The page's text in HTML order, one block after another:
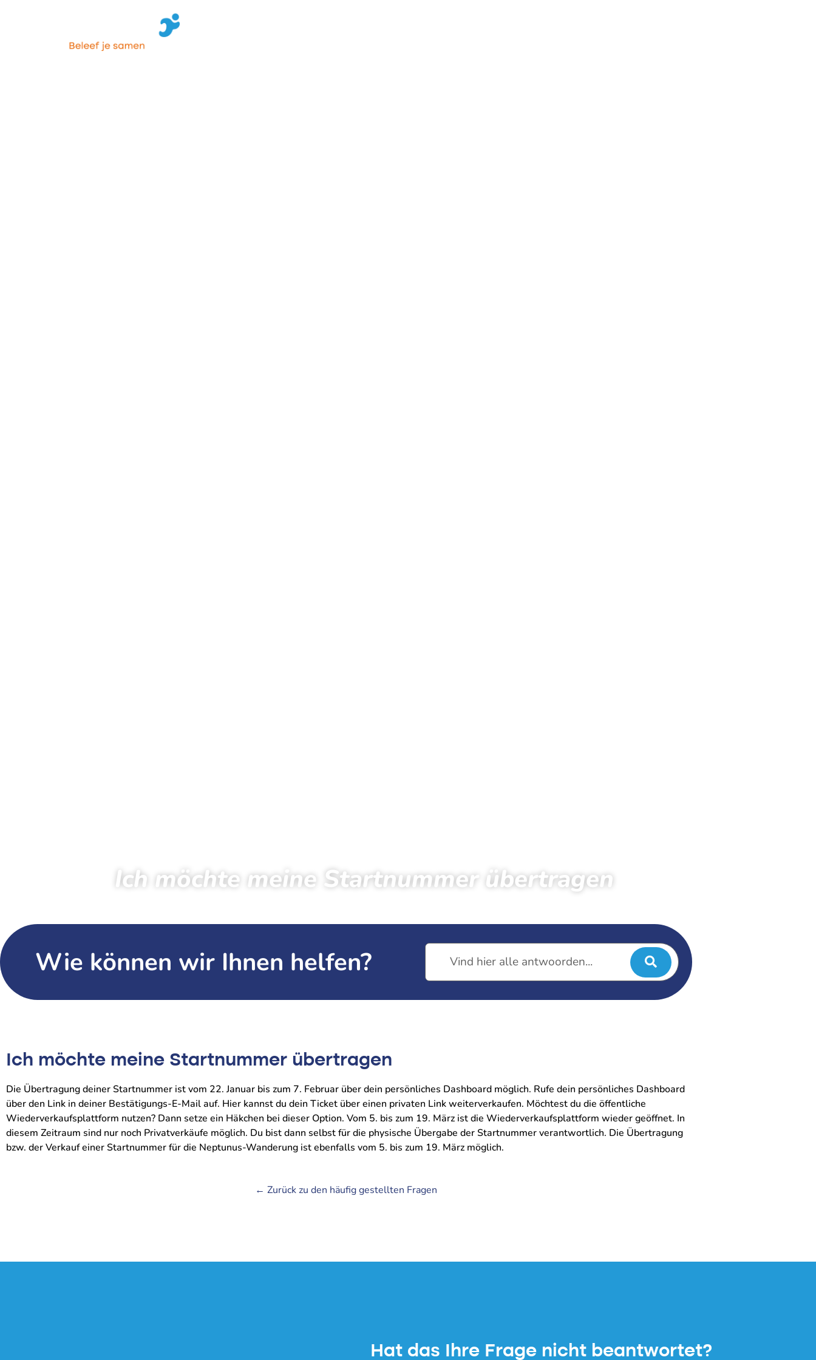
Ich möchte meine Startnummer übertragen
Wie können wir Ihnen helfen?
Ich möchte meine Startnummer übertragen
Die Übertragung deiner Startnummer ist vom 22. Januar bis zum 7. Februar über dein persönliches Dashboard möglich. Rufe dein persönliches Dashboard
über den Link in deiner Bestätigungs-E-Mail auf. Hier kannst du dein Ticket über einen privaten Link weiterverkaufen. Möchtest du die öffentliche
Wiederverkaufsplattform nutzen? Dann setze ein Häkchen bei dieser Option. Vom 5. bis zum 19. März ist die Wiederverkaufsplattform wieder geöffnet. In
diesem Zeitraum sind nur noch Privatverkäufe möglich. Du bist dann selbst für die physische Übergabe der Startnummer verantwortlich. Die Übertragung
bzw. der Verkauf einer Startnummer für die Neptunus-Wanderung ist ebenfalls vom 5. bis zum 19. März möglich.
← Zurück zu den häufig gestellten Fragen
Hat das Ihre Frage nicht beantwortet?